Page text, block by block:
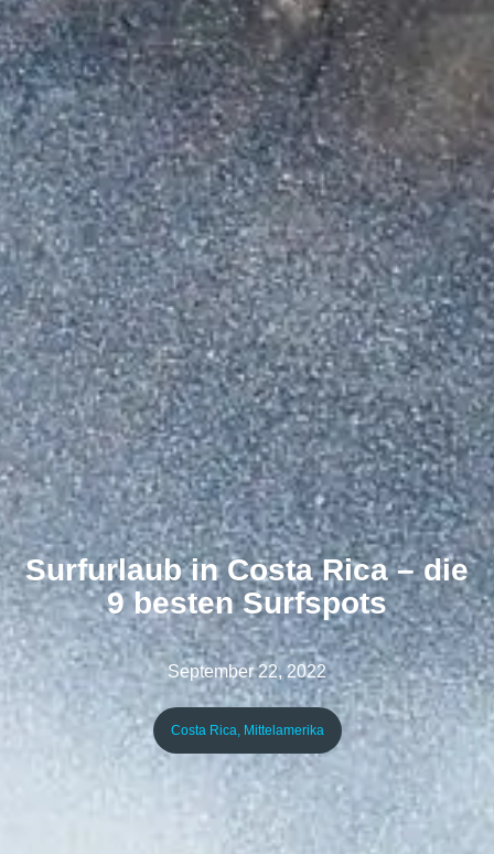
Surfurlaub in Costa Rica – die
9 besten Surfspots
September 22, 2022
Costa Rica Mittelamerika